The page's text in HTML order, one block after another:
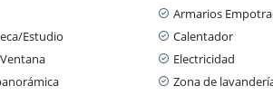
Armarios
Estudio Calentador
Electricidad
Zona de